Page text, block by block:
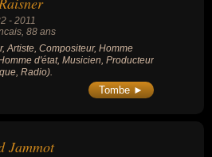
- 2011
, 88 ans
Artiste, Compositeur, Homme
d'état, Musicien, Producteur
Radio).
Tombe ►
Jammot